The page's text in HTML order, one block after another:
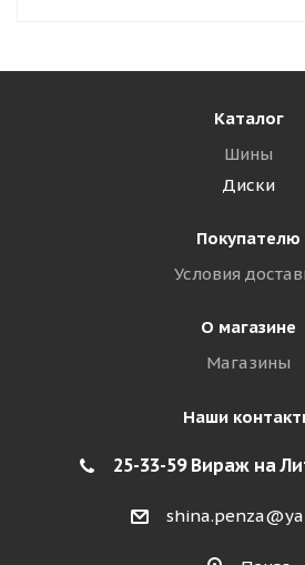
Каталог
Шины
Диски
Покупателю
Условия
О магазине
Магазины
Наши
25-33-59 Вираж на